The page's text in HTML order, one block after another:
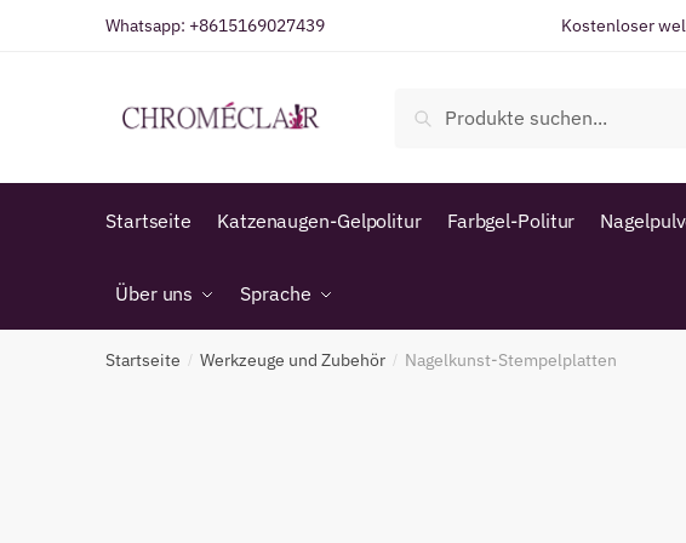
Whatsapp: +8615169027439 Kostenloser
nach:
Suche
Startseite Katzenaugen-Gelpolitur Farbgel-Politur
Über uns Sprache
Startseite / Werkzeuge und Zubehör / Nagelkunst-Stempelplatten